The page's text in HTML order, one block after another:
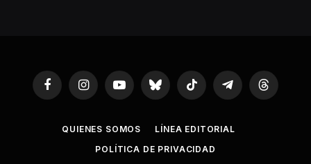
FacebookInstagramYouTubeBluesky TikTok TelegramThreads
QUIENES SOMOS
LÍNEA EDITORIAL
POLÍTICA DE PRIVACIDAD